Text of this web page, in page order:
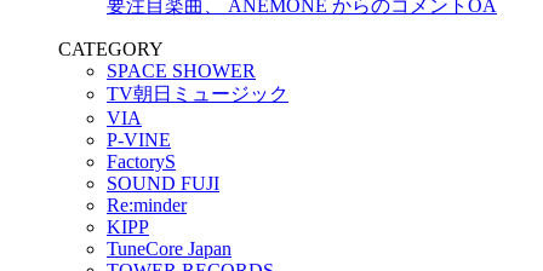
要注目楽曲、 ANEMONÉ からのコメントOA
CATEGORY
SPACE SHOWER
TV朝日ミュージック
VIA
P-VINE
FactoryS
SOUND FUJI
Re:minder
KIPP
TuneCore Japan